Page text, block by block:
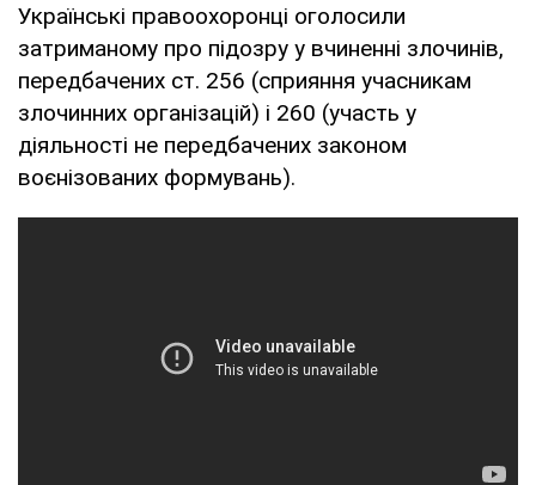
Українські правоохоронці оголосили
затриманому про підозру у вчиненні злочинів,
передбачених ст. 256 (сприяння учасникам
злочинних організацій) і 260 (участь у
діяльності не передбачених законом
воєнізованих формувань).